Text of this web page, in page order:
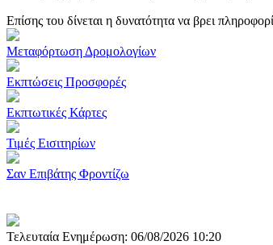
Επίσης του δίνεται η δυνατότητα να βρει
Μεταφόρτωση Δρομολογίων
Εκπτώσεις Προσφορές
Εκπτωτικές Κάρτες
Τιμές Εισιτηρίων
Σαν Επιβάτης Φροντίζω
Τελευταία Ενημέρωση: 06/08/2026 10:20